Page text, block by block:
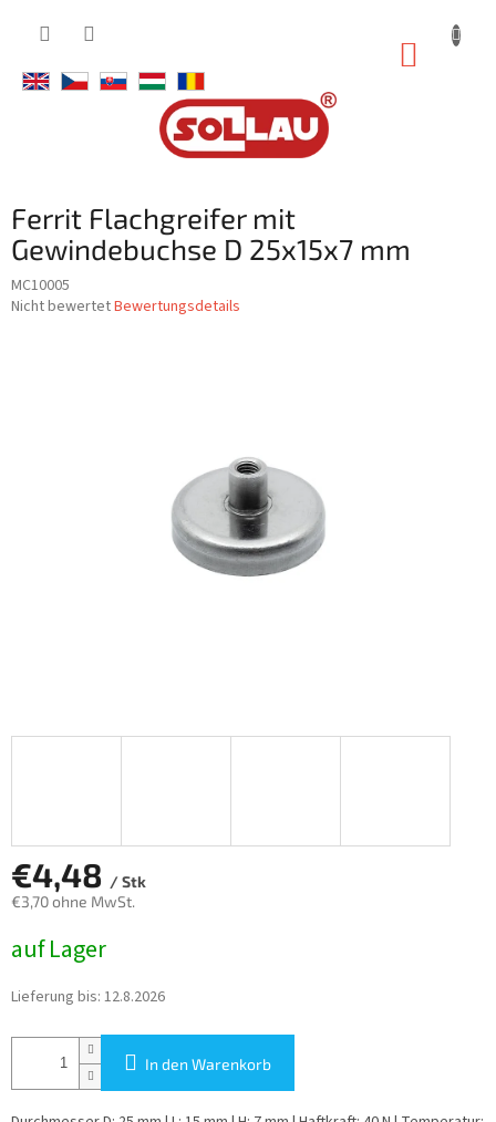
Ferrit Flachgreifer mit
Gewindebuchse D 25x15x7 mm
MC10005
Die
Nicht bewertetBewertungsdetails
€4,48 / Stk
€3,70 ohne MwSt.
auf Lager
Lieferung bis: 12.8.2026
In den Warenkorb